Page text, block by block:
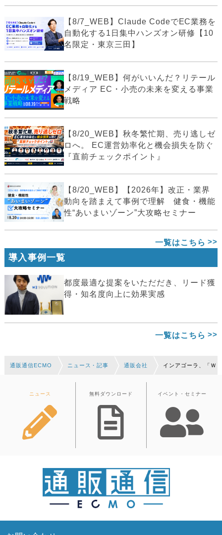
【8/7_WEB】Claude CodeでEC業務を
自動化する1日集中ハンズオン研修【10
名限定・東京三田】
【8/19_WEB】何がいいんだ？リテール
メディア EC・小売の未来を変える事業
戦略
【8/20_WEB】秋冬繁忙期、売り逃しゼ
ロへ。 EC運営効率化と機会損失を防ぐ
『直前チェックポイント』
【8/20_WEB】【2026年】改正・業界
動向を踏まえて事例で理解 健食・機能
性“あいまいゾーン”大攻略セミナー
一覧はこちら
導入事例一覧
都度最適な提案をいただだき、リード獲
得・知名度向上に効果実感
一覧はこちら
通販通信ECMO ニュース・記事 通販会社 インアゴーラ、「Ｗ
ニュース 無料ダウンロード イベント・セミナー